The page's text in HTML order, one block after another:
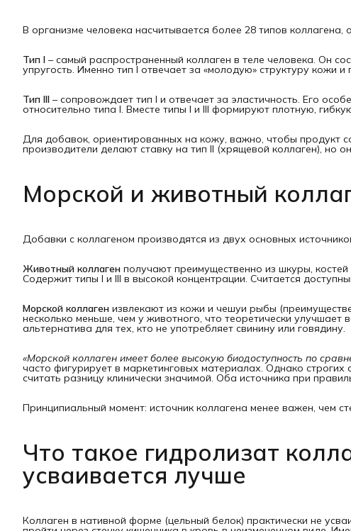
В организме человека насчитывается более 28 типов
Тип I – самый распространенный коллаген в теле человека. Он
упругость. Именно тип I отвечает за «молодую» структуру кожи
Тип III – сопровождает тип I и отвечает за эластичность. Его
относительно типа I. Вместе типы I и III формируют плотную,
Для добавок, ориентированных на кожу, важно, чтобы продукт
производители делают ставку на тип II (хрящевой коллаген), но
Морской и животный
Добавки с коллагеном производятся из двух основных
Животный коллаген получают преимущественно из шкуры,
Содержит типы I и III в высокой концентрации. Считается
Морской коллаген извлекают из кожи и чешуи рыбы
несколько меньше, чем у животного, что теоретически
альтернатива для тех, кто не употребляет свинину или говядину.
«Морской коллаген имеет более высокую биодоступность по
часто фигурирует в маркетинговых материалах. Однако
считать разницу клинически значимой. Оба источника при
Принципиальный момент: источник коллагена менее важен, чем
Что такое гидролизат
усваивается лучше
Коллаген в нативной форме (цельный белок) практически не